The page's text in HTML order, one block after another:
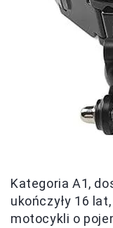
Kategoria A1,
ukończyły 16
motocykli o